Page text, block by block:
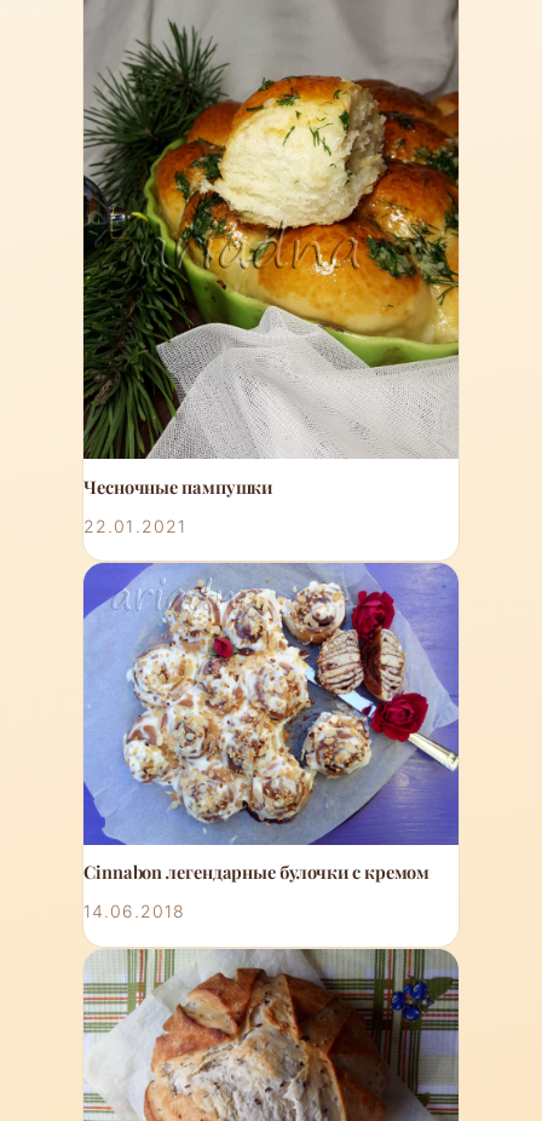
Чесночные пампушки
22.01.2021
Cinnabon легендарные булочки с кремом
14.06.2018